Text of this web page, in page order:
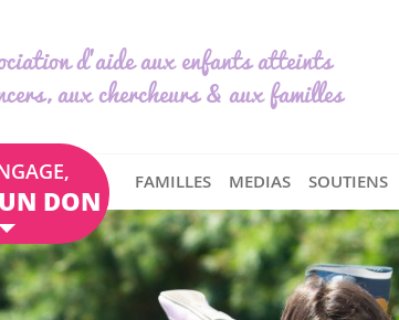
d'aide aux enfants atteints
aux chercheurs & aux familles
DON
FAMILLES MEDIAS SOUTIENS